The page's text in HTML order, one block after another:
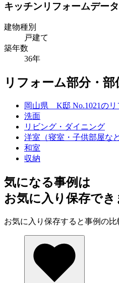
キッチンリフォームデータ
建物種別
戸建て
築年数
36年
リフォーム部分・
岡山県 K邸 No.1021のリ
洗面
リビング・ダイニング
洋室（寝室・子供部屋など
和室
収納
気になる事例は
お気に入り保存でき
お気に入り保存すると事例の比